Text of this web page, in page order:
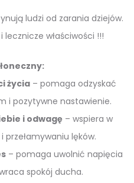
ludzi od zarania dziejów.
lecznicze właściwości !!!
życia – pomaga odzyskać
i pozytywne nastawienie.
i odwagę – wspiera w
lęków.
– pomaga uwolnić napięcia
spokój ducha.